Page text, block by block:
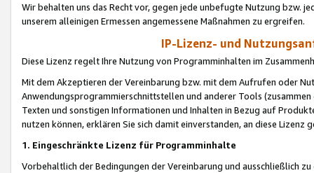
Wir behalten uns das Recht vor, gegen jede unbefugte Nutzung bzw.
unserem alleinigen Ermessen angemessene Maßnahmen zu ergreifen.
IP-Lizenz- und
Diese Lizenz regelt Ihre Nutzung von Programminhalten im
Mit dem Akzeptieren der Vereinbarung bzw. mit dem Aufrufen oder
Anwendungsprogrammierschnittstellen und anderer Tools (zusammen
Texten und sonstigen Informationen und Inhalten in Bezug auf
nutzen können, erklären Sie sich damit einverstanden, an diese Lizenz
1. Eingeschränkte Lizenz für Programminhalte
Vorbehaltlich der Bedingungen der Vereinbarung und ausschließlich